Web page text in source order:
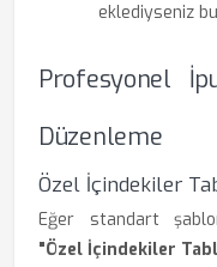
eklediyseniz
Profesyonel
Düzenleme
Özel İçindekiler
Eğer standart
"Özel İçindekiler